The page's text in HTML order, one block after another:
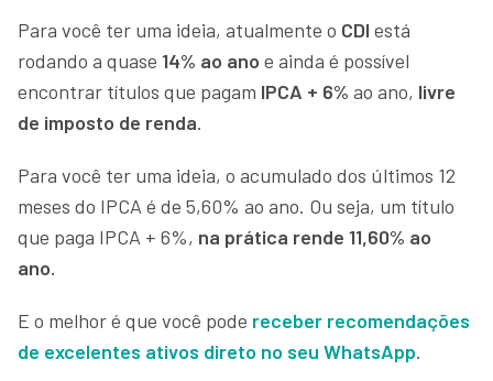
Para você ter uma ideia, atualmente o CDI está
rodando a quase 14% ao ano e ainda é possível
encontrar títulos que pagam IPCA + 6% ao ano, livre
de imposto de renda.
Para você ter uma ideia, o acumulado dos últimos 12
meses do IPCA é de 5,60% ao ano. Ou seja, um título
que paga IPCA + 6%, na prática rende 11,60% ao
ano.
E o melhor é que você pode receber recomendações
de excelentes ativos direto no seu WhatsApp.